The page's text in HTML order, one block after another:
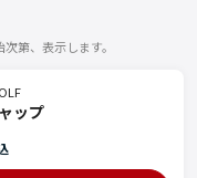
第、表示します。
ップ